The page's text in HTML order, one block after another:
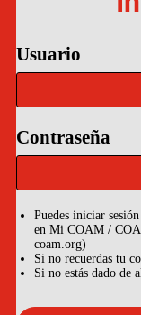
Usuario
Contraseña
Puedes iniciar
en Mi COAM /
coam.org)
Si no recuerdas tu
Si no estás dado de